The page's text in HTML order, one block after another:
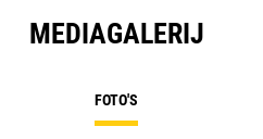
MEDIAGALERIJ
FOTO'S